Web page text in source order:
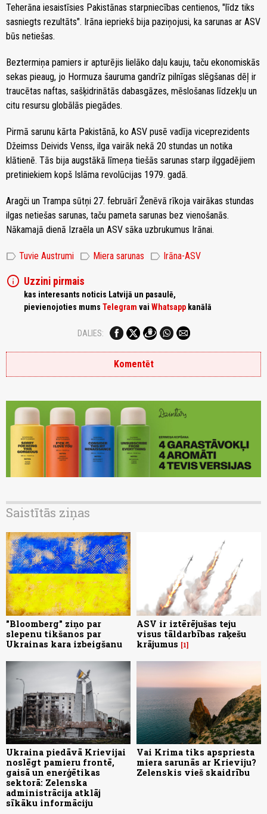
Teherāna iesaistīsies Pakistānas starpniecības centienos, "līdz tiks
sasniegts rezultāts". Irāna iepriekš bija paziņojusi, ka sarunas ar ASV
būs netiešas.
Beztermiņa pamiers ir apturējis lielāko daļu kauju, taču ekonomiskās
sekas pieaug, jo Hormuza šauruma gandrīz pilnīgas slēgšanas dēļ ir
traucētas naftas, sašķidrinātās dabasgāzes, mēslošanas līdzekļu un
citu resursu globālās piegādes.
Pirmā sarunu kārta Pakistānā, ko ASV pusē vadīja viceprezidents
Džeimss Deivids Venss, ilga vairāk nekā 20 stundas un notika
klātienē. Tās bija augstākā līmeņa tiešās sarunas starp ilggadējiem
pretiniekiem kopš Islāma revolūcijas 1979. gadā.
Aragči un Trampa sūtņi 27. februārī Ženēvā rīkoja vairākas stundas
ilgas netiešas sarunas, taču pameta sarunas bez vienošanās.
Nākamajā dienā Izraēla un ASV sāka uzbrukumus Irānai.
label Tuvie Austrumi label Miera sarunas label Irāna-ASV
info Uzzini pirmais
kas interesants noticis Latvijā un pasaulē,
pievienojoties mums Telegram vai Whatsapp kanālā
DALIES:
Komentēt
Saistītās ziņas
"Bloomberg" ziņo par
slepenu tikšanos par
Ukrainas kara izbeigšanu
ASV ir iztērējušas teju
visus tāldarbības raķešu
krājumus
1
Ukraina piedāvā Krievijai
noslēgt pamieru frontē,
gaisā un enerģētikas
sektorā: Zelenska
administrācija atklāj
sīkāku informāciju
Vai Krima tiks apspriesta
miera sarunās ar Krieviju?
Zelenskis vieš skaidrību